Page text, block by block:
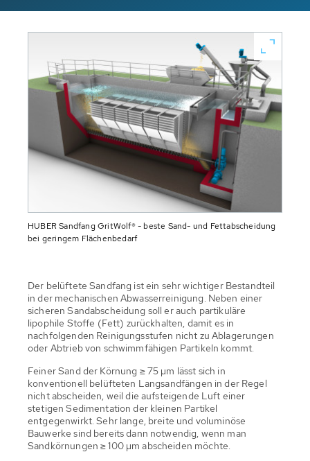
HUBER Sandfang GritWolf® - beste Sand- und Fettabscheidung
bei geringem Flächenbedarf
Der belüftete Sandfang ist ein sehr wichtiger Bestandteil
in der mechanischen Abwasserreinigung. Neben einer
sicheren Sandabscheidung soll er auch partikuläre
lipophile Stoffe (Fett) zurückhalten, damit es in
nachfolgenden Reinigungsstufen nicht zu Ablagerungen
oder Abtrieb von schwimmfähigen Partikeln kommt.
Feiner Sand der Körnung ≥ 75 µm lässt sich in
konventionell belüfteten Langsandfängen in der Regel
nicht abscheiden, weil die aufsteigende Luft einer
stetigen Sedimentation der kleinen Partikel
entgegenwirkt. Sehr lange, breite und voluminöse
Bauwerke sind bereits dann notwendig, wenn man
Sandkörnungen ≥ 100 µm abscheiden möchte.